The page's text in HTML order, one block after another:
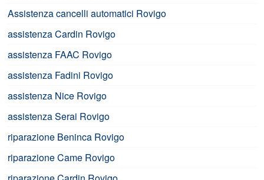
Assistenza cancelli automatici Rovigo
assistenza Cardin Rovigo
assistenza FAAC Rovigo
assistenza Fadini Rovigo
assistenza Nice Rovigo
assistenza Serai Rovigo
riparazione Beninca Rovigo
riparazione Came Rovigo